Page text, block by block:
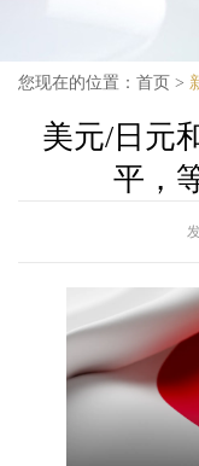
您现在的位置： 首页 >
美元/日元
平，